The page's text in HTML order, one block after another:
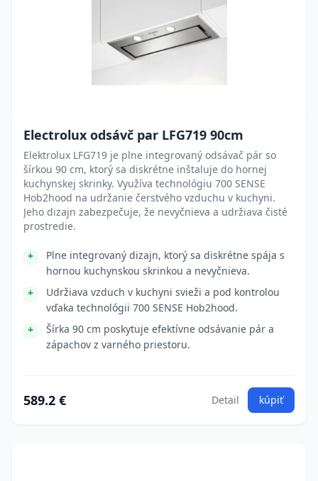
Electrolux odsávč par LFG719 90cm
Elektrolux LFG719 je plne integrovaný odsávač pár so
šírkou 90 cm, ktorý sa diskrétne inštaluje do hornej
kuchynskej skrinky. Využíva technológiu 700 SENSE
Hob2hood na udržanie čerstvého vzduchu v kuchyni.
Jeho dizajn zabezpečuje, že nevyčnieva a udržiava čisté
prostredie.
Plne integrovaný dizajn, ktorý sa diskrétne spája s
hornou kuchynskou skrinkou a nevyčnieva.
Udržiava vzduch v kuchyni svieži a pod kontrolou
vďaka technológii 700 SENSE Hob2hood.
Šírka 90 cm poskytuje efektívne odsávanie pár a
zápachov z varného priestoru.
589.2 € Detail kúpiť